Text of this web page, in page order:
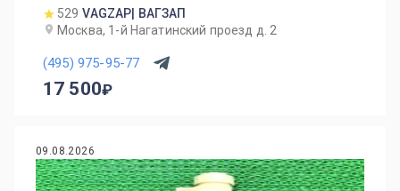
529 VAGZAP| ВАГЗАП
Москва, 1-й Нагатинский проезд д. 2
(495) 975-95-77
17 500
09.08.2026